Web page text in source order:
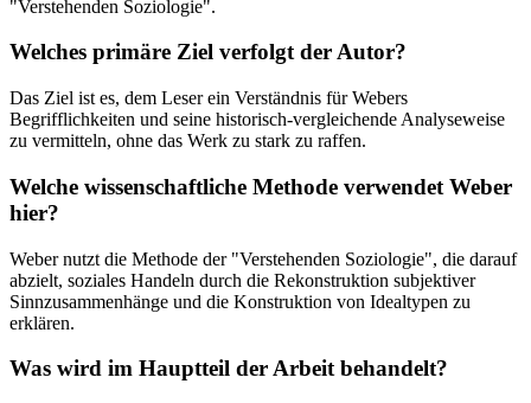
"Verstehenden Soziologie".
Welches primäre Ziel verfolgt der Autor?
Das Ziel ist es, dem Leser ein Verständnis für Webers
Begrifflichkeiten und seine historisch-vergleichende Analyseweise
zu vermitteln, ohne das Werk zu stark zu raffen.
Welche wissenschaftliche Methode verwendet Weber
hier?
Weber nutzt die Methode der "Verstehenden Soziologie", die darauf
abzielt, soziales Handeln durch die Rekonstruktion subjektiver
Sinnzusammenhänge und die Konstruktion von Idealtypen zu
erklären.
Was wird im Hauptteil der Arbeit behandelt?